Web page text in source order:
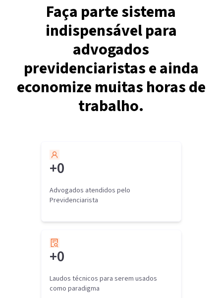
Faça parte sistema
indispensável para
advogados
previdenciaristas e ainda
economize muitas horas de
trabalho.
+0
Advogados atendidos pelo
Previdenciarista
+0
Laudos técnicos para serem usados
como paradigma